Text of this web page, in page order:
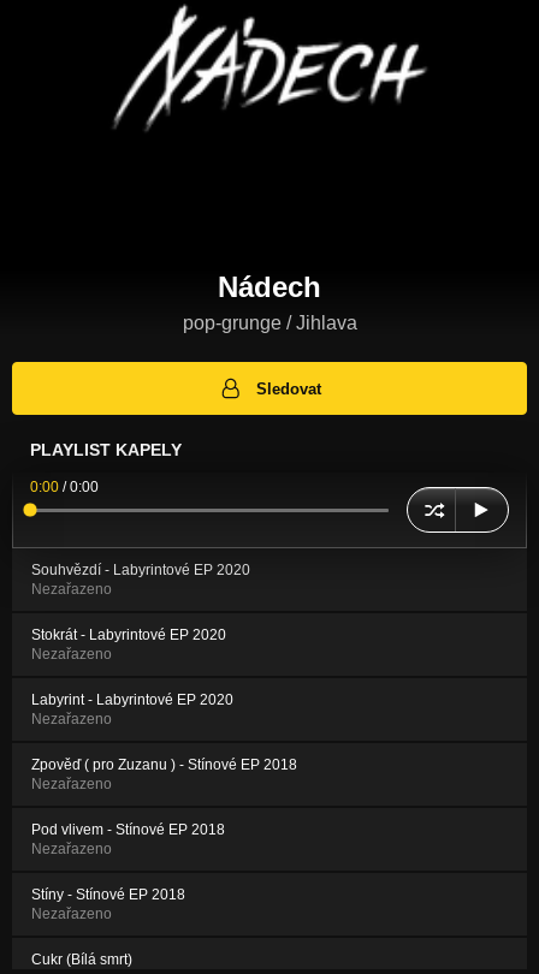
Nádech
pop-grunge / Jihlava
Sledovat
PLAYLIST KAPELY
0:00 /0:00
Souhvězdí - Labyrintové EP 2020
Nezařazeno
Stokrát - Labyrintové EP 2020
Nezařazeno
Labyrint - Labyrintové EP 2020
Nezařazeno
Zpověď ( pro Zuzanu ) - Stínové EP 2018
Nezařazeno
Pod vlivem - Stínové EP 2018
Nezařazeno
Stíny - Stínové EP 2018
Nezařazeno
Cukr (Bílá smrt)